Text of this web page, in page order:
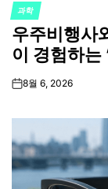
POSTED
IN
과학
우주비행사
이 경험하는
on8월 6, 2026